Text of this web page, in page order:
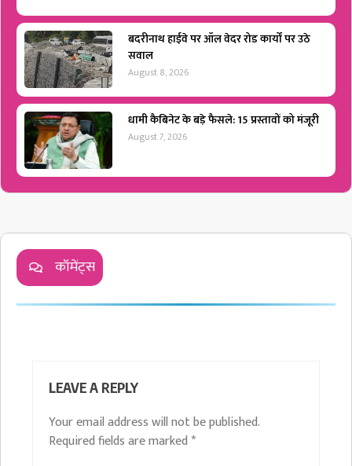
बदरीनाथ हाईवे पर ऑल वेदर रोड कार्यों पर उठे
सवाल
August 8, 2026
धामी कैबिनेट के बड़े फैसले: 15 प्रस्तावों को मंजूरी
August 7, 2026
कॉमेंट्स
LEAVE A REPLY
Your email address will not be published.
Required fields are marked *